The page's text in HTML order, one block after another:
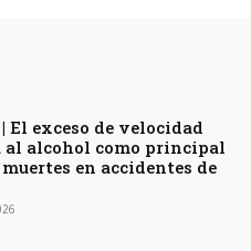
El exceso de velocidad
al alcohol como principal
muertes en accidentes de